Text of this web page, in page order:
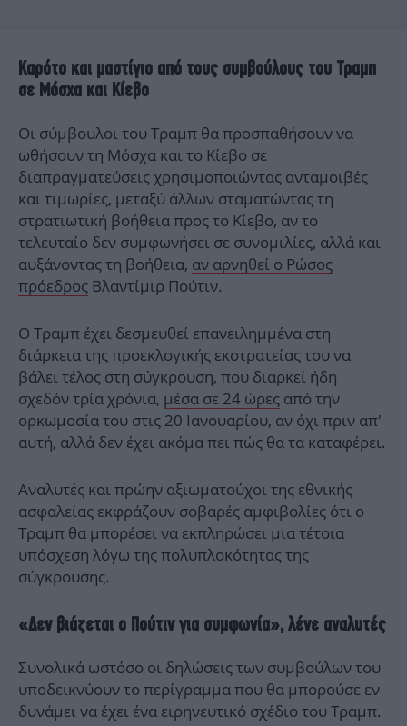
Καρότο και μαστίγιο από τους συμβούλους του Τραμπ
σε Μόσχα και Κίεβο
Οι σύμβουλοι του Τραμπ θα προσπαθήσουν να
ωθήσουν τη Μόσχα και το Κίεβο σε
διαπραγματεύσεις χρησιμοποιώντας ανταμοιβές
και τιμωρίες, μεταξύ άλλων σταματώντας τη
στρατιωτική βοήθεια προς το Κίεβο, αν το
τελευταίο δεν συμφωνήσει σε συνομιλίες, αλλά και
αυξάνοντας τη βοήθεια, αν αρνηθεί ο Ρώσος
πρόεδρος Βλαντίμιρ Πούτιν.
Ο Τραμπ έχει δεσμευθεί επανειλημμένα στη
διάρκεια της προεκλογικής εκστρατείας του να
βάλει τέλος στη σύγκρουση, που διαρκεί ήδη
σχεδόν τρία χρόνια, μέσα σε 24 ώρες από την
ορκωμοσία του στις 20 Ιανουαρίου, αν όχι πριν απ'
αυτή, αλλά δεν έχει ακόμα πει πώς θα τα καταφέρει.
Αναλυτές και πρώην αξιωματούχοι της εθνικής
ασφαλείας εκφράζουν σοβαρές αμφιβολίες ότι ο
Τραμπ θα μπορέσει να εκπληρώσει μια τέτοια
υπόσχεση λόγω της πολυπλοκότητας της
σύγκρουσης.
«Δεν βιάζεται ο Πούτιν για συμφωνία», λένε αναλυτές
Συνολικά ωστόσο οι δηλώσεις των συμβούλων του
υποδεικνύουν το περίγραμμα που θα μπορούσε εν
δυνάμει να έχει ένα ειρηνευτικό σχέδιο του Τραμπ.